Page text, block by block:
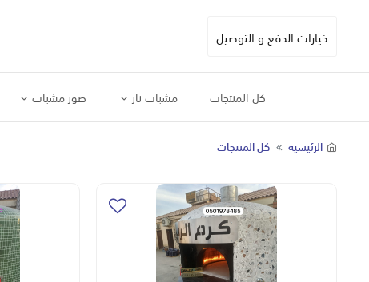
خيارات الدفع و التوصيل
كل المنتجات مشبات نار صور مشبات
الرئيسية كل المنتجات